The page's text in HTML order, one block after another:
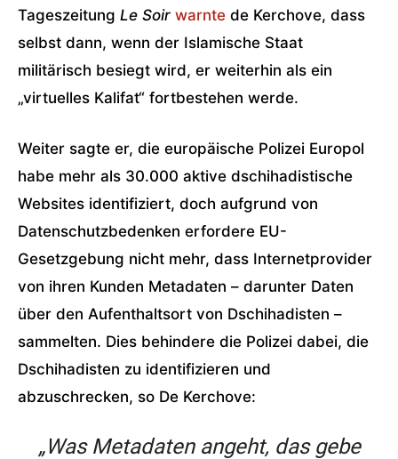
Tageszeitung Le Soir warnte de Kerchove, dass
selbst dann, wenn der Islamische Staat
militärisch besiegt wird, er weiterhin als ein
„virtuelles Kalifat“ fortbestehen werde.
Weiter sagte er, die europäische Polizei Europol
habe mehr als 30.000 aktive dschihadistische
Websites identifiziert, doch aufgrund von
Datenschutzbedenken erfordere EU-
Gesetzgebung nicht mehr, dass Internetprovider
von ihren Kunden Metadaten – darunter Daten
über den Aufenthaltsort von Dschihadisten –
sammelten. Dies behindere die Polizei dabei, die
Dschihadisten zu identifizieren und
abzuschrecken, so De Kerchove:
„Was Metadaten angeht, das gebe